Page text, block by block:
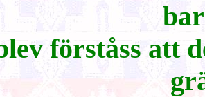
förståss att